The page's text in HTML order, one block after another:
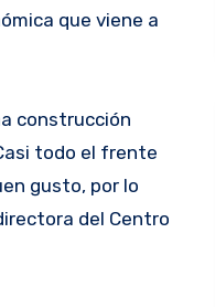
que viene a
construcción
todo el frente
gusto, por lo
del Centro